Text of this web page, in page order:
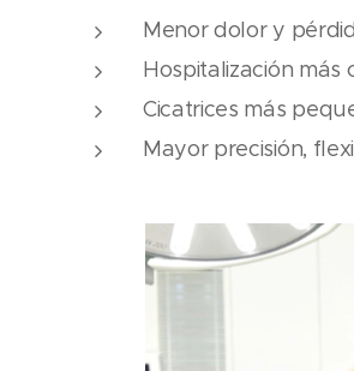
Menor dolor y
Hospitalización
Cicatrices más
Mayor precisión,